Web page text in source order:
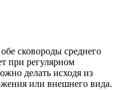
сковороды среднего
при регулярном
делать исходя из
или внешнего вида.